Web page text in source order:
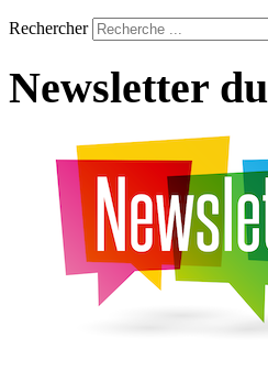
Rechercher
Newsletter du